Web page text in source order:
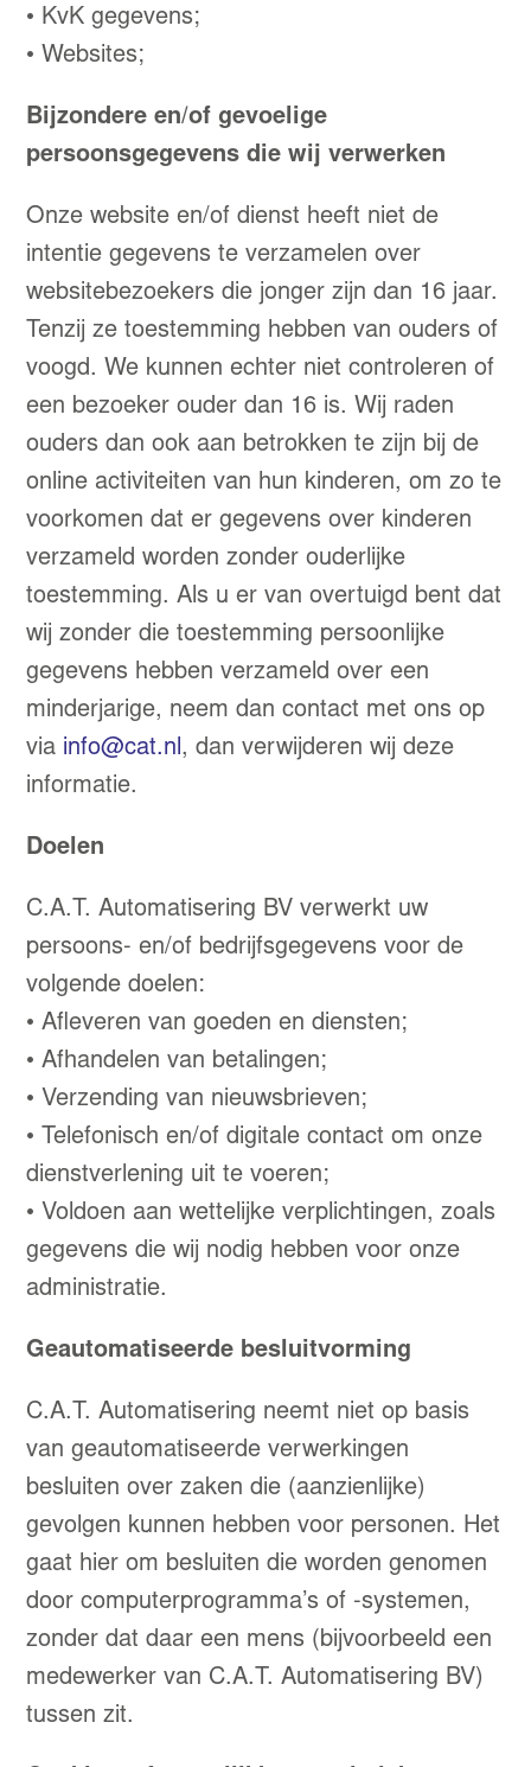
• KvK gegevens;
• Websites;
Bijzondere en/of gevoelige
persoonsgegevens die wij verwerken
Onze website en/of dienst heeft niet de
intentie gegevens te verzamelen over
websitebezoekers die jonger zijn dan 16 jaar.
Tenzij ze toestemming hebben van ouders of
voogd. We kunnen echter niet controleren of
een bezoeker ouder dan 16 is. Wij raden
ouders dan ook aan betrokken te zijn bij de
online activiteiten van hun kinderen, om zo te
voorkomen dat er gegevens over kinderen
verzameld worden zonder ouderlijke
toestemming. Als u er van overtuigd bent dat
wij zonder die toestemming persoonlijke
gegevens hebben verzameld over een
minderjarige, neem dan contact met ons op
via info@cat.nl , dan verwijderen wij deze
informatie.
Doelen
C.A.T. Automatisering BV verwerkt uw
persoons- en/of bedrijfsgegevens voor de
volgende doelen:
• Afleveren van goeden en diensten;
• Afhandelen van betalingen;
• Verzending van nieuwsbrieven;
• Telefonisch en/of digitale contact om onze
dienstverlening uit te voeren;
• Voldoen aan wettelijke verplichtingen, zoals
gegevens die wij nodig hebben voor onze
administratie.
Geautomatiseerde besluitvorming
C.A.T. Automatisering neemt niet op basis
van geautomatiseerde verwerkingen
besluiten over zaken die (aanzienlijke)
gevolgen kunnen hebben voor personen. Het
gaat hier om besluiten die worden genomen
door computerprogramma’s of -systemen,
zonder dat daar een mens (bijvoorbeeld een
medewerker van C.A.T. Automatisering BV)
tussen zit.